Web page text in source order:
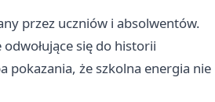
przez uczniów i absolwentów.
się do historii
pokazania, że szkolna energia nie